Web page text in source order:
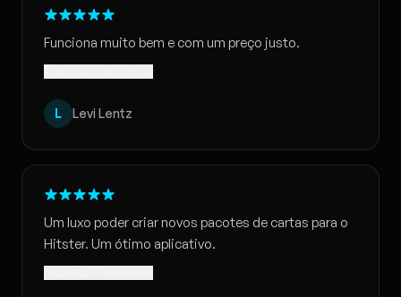
Funciona muito bem e com um preço justo.
L Levi Lentz
Um luxo poder criar novos pacotes de cartas para o
Hitster. Um ótimo aplicativo.